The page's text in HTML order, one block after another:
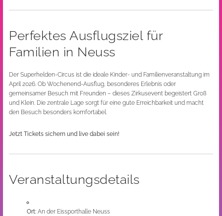
Perfektes Ausflugsziel für
Familien in Neuss
Der Superhelden-Circus ist die ideale Kinder- und Familienveranstaltung im
April 2026. Ob Wochenend-Ausflug, besonderes Erlebnis oder
gemeinsamer Besuch mit Freunden – dieses Zirkusevent begeistert Groß
und Klein. Die zentrale Lage sorgt für eine gute Erreichbarkeit und macht
den Besuch besonders komfortabel.
Jetzt Tickets sichern und live dabei sein!
Veranstaltungsdetails
Ort:An der Eissporthalle Neuss